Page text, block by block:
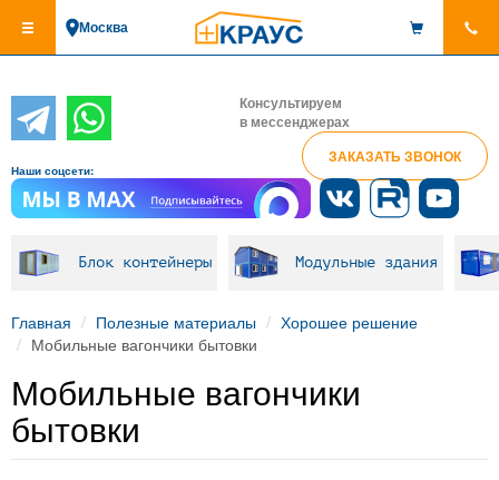
основному
Москва
Консультируем
в мессенджерах
ЗАКАЗАТЬ ЗВОНОК
Наши соцсети:
Блок контейнеры Модульные здания
Главная Полезные материалы
Хорошее решение
Мобильные вагончики бытовки
Мобильные вагончики
бытовки